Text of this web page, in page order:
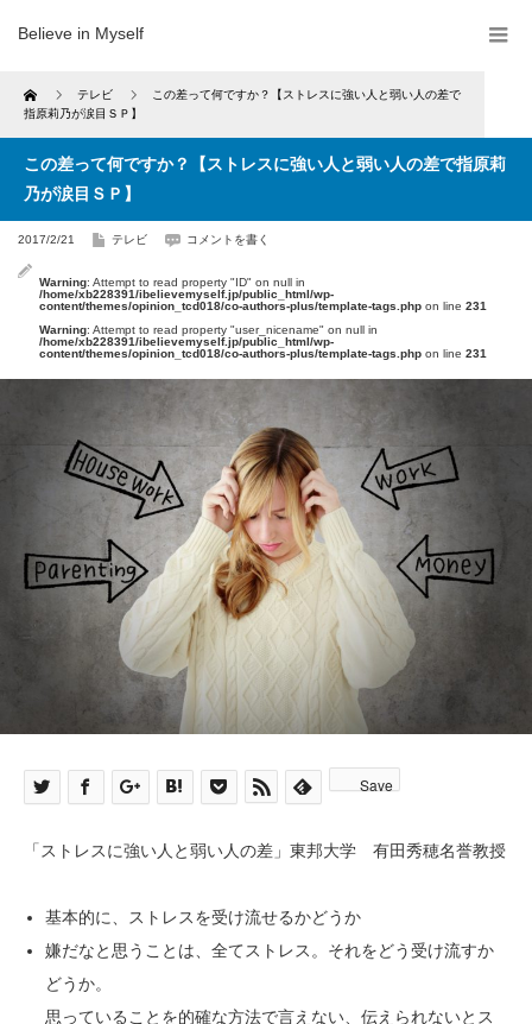
Believe in Myself
Home テレビ
この差って何ですか？【ストレスに強い人と弱い人の差で
指原莉乃が涙目ＳＰ】
この差って何ですか？【ストレスに強い人と弱い人の差で指原莉
乃が涙目ＳＰ】
2017/2/21 テレビ コメントを書く
Warning: Attempt to read property "ID" on null in
/home/xb228391/ibelievemyself.jp/public_html/wp-
content/themes/opinion_tcd018/co-authors-plus/template-tags.php on line 231
Warning: Attempt to read property "user_nicename" on null in
/home/xb228391/ibelievemyself.jp/public_html/wp-
content/themes/opinion_tcd018/co-authors-plus/template-tags.php on line 231
Save
「ストレスに強い人と弱い人の差」東邦大学 有田秀穂名誉教授
基本的に、ストレスを受け流せるかどうか
嫌だなと思うことは、全てストレス。それをどう受け流すか
どうか。
思っていることを的確な方法で言えない、伝えられないとス